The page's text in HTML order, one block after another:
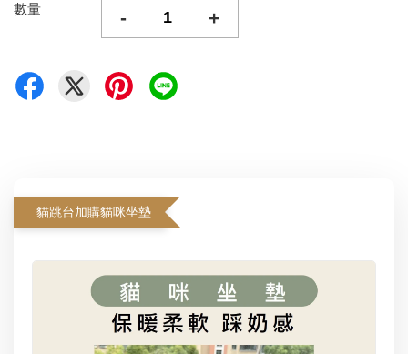
數量 - +
貓跳台加購貓咪坐墊